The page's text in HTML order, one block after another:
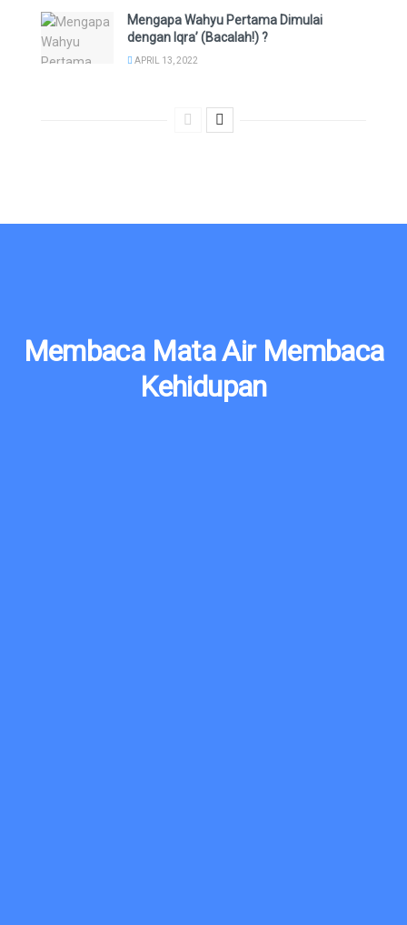
Mengapa Wahyu Pertama Dimulai
dengan Iqra’ (Bacalah!) ?
APRIL 13, 2022
Membaca Mata Air Membaca
Kehidupan